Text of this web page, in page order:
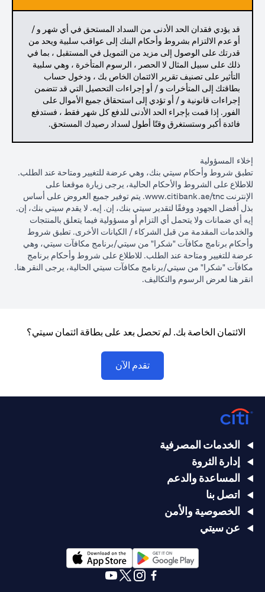
قد يؤدي فقدان الحد الأدنى من السداد المستحق في أي شهر و /
أو عدم الالتزام بشروط وأحكام البنك إلى عواقب سلبية ويحد من
قدرتك على الوصول إلى مزيد من التمويل في المستقبل ، بما في
ذلك على سبيل المثال لا الحصر ، الرسوم المتأخرة ، وهي سلبية
التأثير على تصنيف تقرير الائتمان الخاص بك ، ودخول حساب
بطاقتك إلى المتأخرات و / أو إجراءات التحصيل التي قد تتضمن
إجراءات قانونية و / أو تؤدي إلى استحقاق جميع الأموال على
الفور. إذا قمت بإجراء الحد الأدنى للدفع كل شهر فقط ، فستدفع
فائدة أكبر وستستغرق وقتًا أطول لسداد رصيدك المستحق.
إخلاء المسؤولية
تطبق شروط وأحكام سيتي بنك، وهي عرضة للتغيير ومتاحة عند الطلب.
للاطلاع على الشروط والأحكام الحالية، يرجى زيارة موقعنا على
الإنترنت www.citibank.ae/tnc
opens in a new tab
. يتم توفير جميع العروض على أساس
بذل أفضل الجهود ووفقًا لتقدير سيتي بنك، إن. إيه. لا يقدم سيتي بنك، إن.
إيه أي ضمانات ولا يتحمل أي التزام أو مسؤولية فيما يتعلق بالمنتجات
والخدمات المقدمة من قبل الشركاء / الكيانات الأخرى. تطبق شروط
وأحكام برنامج مكافآت "شكرا" من سيتي/برنامج مكافآت سيتي، وهي
عرضة للتغيير ومتاحة عند الطلب. للاطلاع على شروط وأحكام برنامج
مكافآت "شكرا" من سيتي/برنامج مكافآت سيتي الحالية، يرجى النقر هنا.
انقر opens in a new tab
هنا لعرض الرسوم والتكاليف.
الائتمان الخاصة بك. لم تحصل بعد على بطاقة ائتمان سيتي؟
تقدم الآن
الخدمات المصرفية
إدارة الثروة
المساعدة والدعم
اتصل بنا
الخصوصية والأمن
عن سيتي
opens in a new tab
opens in a new tab